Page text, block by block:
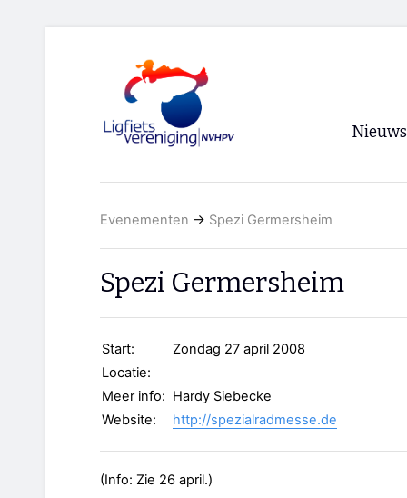
Nieuws
Evenementen → Spezi Germersheim
Spezi Germersheim
Start:
Zondag 27 april 2008
Locatie:
Meer info: Hardy Siebecke
Website:
http://spezialradmesse.de
(Info: Zie 26 april.)